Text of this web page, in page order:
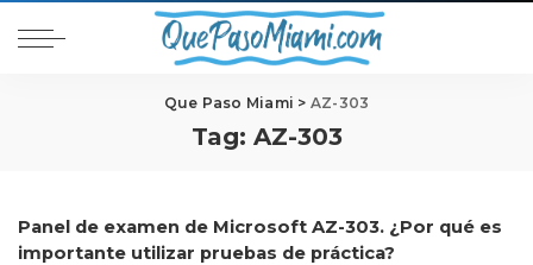
Que Paso Miami > AZ-303
Tag: AZ-303
Panel de examen de Microsoft AZ-303. ¿Por qué es
importante utilizar pruebas de práctica?